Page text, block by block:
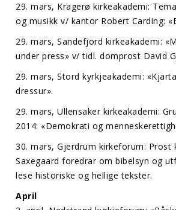
29. mars, Kragerø kirkeakademi:
og musikk v/ kantor Robert Carding:
29. mars, Sandefjord kirkeakademi:
under press» v/ tidl. domprost David
29. mars, Stord kyrkjeakademi:
dressur».
29. mars, Ullensaker kirkeakademi:
2014: «Demokrati og
30. mars, Gjerdrum kirkeforum: Prost
Saxegaard foredrar om bibelsyn og
lese historiske og hellige tekster.
April